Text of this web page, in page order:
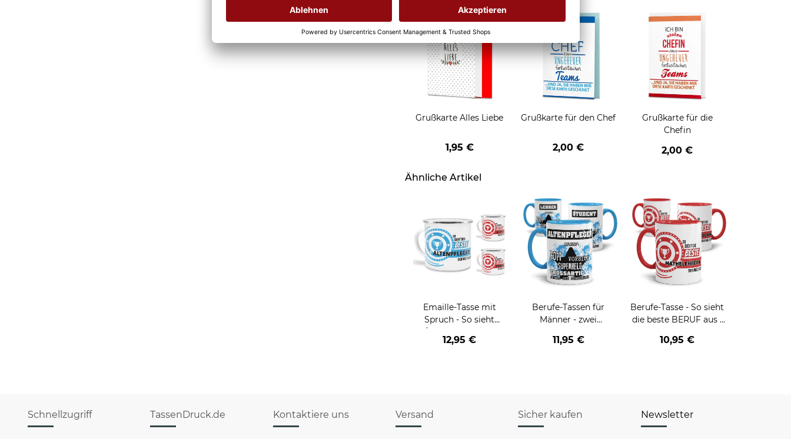
Grußkarte Alles Liebe
1,95 €
Grußkarte für den Chef
2,00 €
Grußkarte für die
Chefin
2,00 €
Ähnliche Artikel
Emaille-Tasse mit
Spruch - So sieht
- aus
12,95 €
Berufe-Tassen für
Männer - zwei
11,95 €
Berufe-Tasse - So sieht
die beste BERUF aus -
Frauen
10,95 €
Schnellzugriff TassenDruck.de Kontaktiere uns Versand Sicher kaufen Newsletter